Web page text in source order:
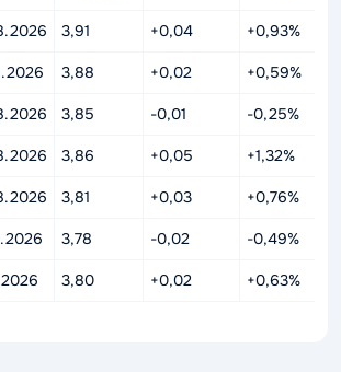
3,91 +0,04 +0,93%
3,88 +0,02 +0,59%
3,85 -0,01 -0,25%
3,86 +0,05 +1,32%
3,81 +0,03 +0,76%
3,78 -0,02 -0,49%
3,80 +0,02 +0,63%